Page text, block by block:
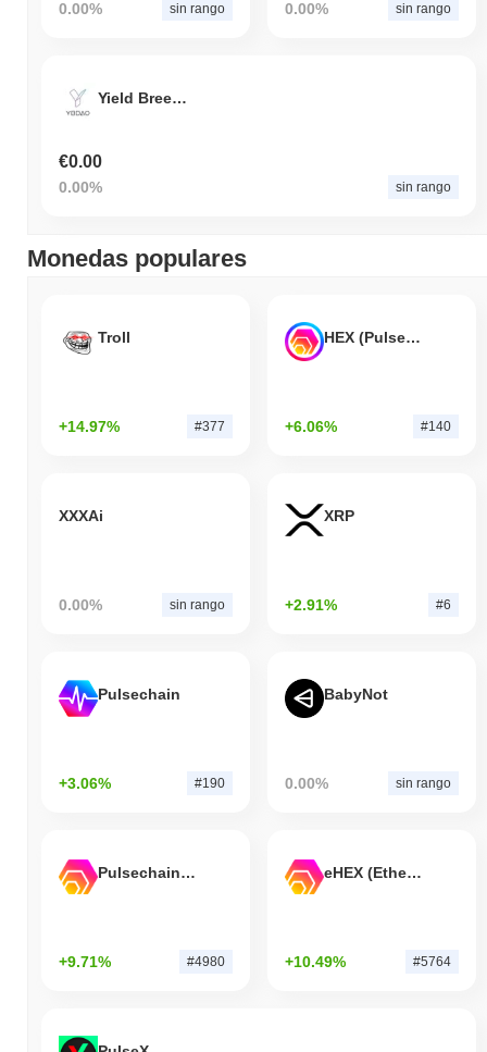
0.00% sin rango 0.00% sin rango
Yield Breeder DAO
€0.00
0.00% sin rango
Monedas populares
Troll
+14.97% #377
HEX (Pulsechain)
+6.06% #140
XXXAi
0.00% sin rango
XRP
+2.91% #6
Pulsechain
+3.06% #190
BabyNot
0.00% sin rango
Pulsechain Bridged HEX (Pulsechain)
+9.71% #4980
eHEX (Ethereum)
+10.49% #5764